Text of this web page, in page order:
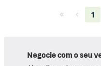
1
Negocie com o seu